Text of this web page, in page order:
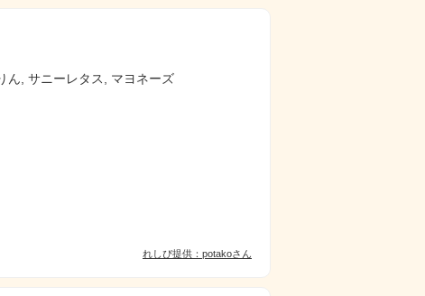
ん, サニーレタス, マヨネーズ
れしぴ提供：potakoさん